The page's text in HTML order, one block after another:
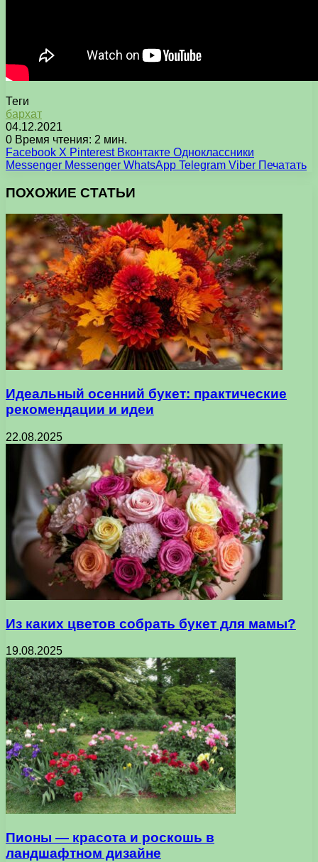
Теги
бархат
04.12.2021
0 Время чтения: 2 мин.
Facebook X Pinterest Вконтакте Одноклассники
Messenger Messenger WhatsApp Telegram Viber Печатать
ПОХОЖИЕ СТАТЬИ
Идеальный осенний букет: практические
рекомендации и идеи
22.08.2025
Из каких цветов собрать букет для мамы?
19.08.2025
Пионы — красота и роскошь в
ландшафтном дизайне